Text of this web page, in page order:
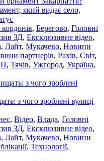
який видає село,
кордонів, Берегово, Головні
ЗД, Ексклюзивне відео,
, Лайт, Мукачево, Новини
партнерів, Рахів, Світ,
, Тячів, Ужгород, Україна,
з чого зроблені вулиці
, Відео, Влада, Головні
ЗД, Ексклюзивне відео,
, Лайт, Мукачево, Новини
, Технології,